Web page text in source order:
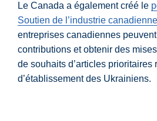
Le Canada a également créé le
Soutien de l’industrie
entreprises canadiennes
contributions et obtenir des
de souhaits d’articles prioritaires
d’établissement des Ukrainiens.